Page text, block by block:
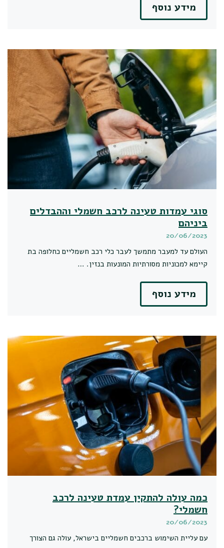
מידע נוסף
סוגי עמדות טעינה לרכב חשמלי וההבדלים
ביניהם
20/06/2023
העולם עד למעבר מתמשך לעבר כלי רכב חשמליים כחלופה בת
קיימא למכוניות מסורתיות המונעות בנזין. …
מידע נוסף
כמה עולה להתקין עמדת טעינה לרכב
חשמלי?
20/06/2023
עם עליית השימוש ברכבים חשמליים בישראל, עולה גם הצורך